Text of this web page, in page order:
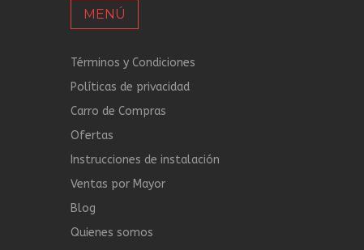
MENÚ
Términos y Condiciones
Políticas de privacidad
Carro de Compras
Ofertas
Instrucciones de instalación
Ventas por Mayor
Blog
Quienes somos